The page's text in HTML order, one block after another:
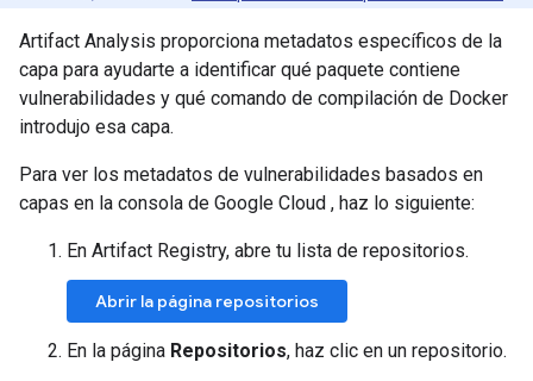
Artifact Analysis proporciona metadatos específicos de la
capa para ayudarte a identificar qué paquete contiene
vulnerabilidades y qué comando de compilación de Docker
introdujo esa capa.
Para ver los metadatos de vulnerabilidades basados en
capas en la consola de Google Cloud , haz lo siguiente:
En Artifact Registry, abre tu lista de repositorios.
Abrir la página repositorios
En la página Repositorios, haz clic en un repositorio.